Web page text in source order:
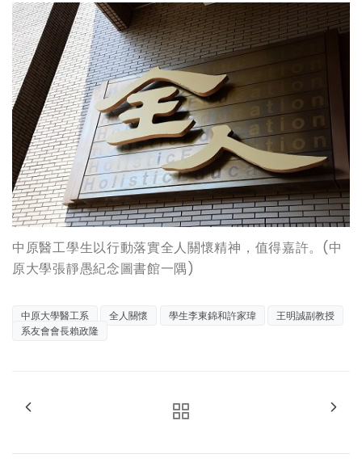
中原醫工學生以行動落實全人關懷精神，值得嘉許。(中
原大學張靜愚紀念圖書館一隅)
中原大學醫工系 全人關懷 學生李東錦和許家瑋
王明誠副教授
系友會會長賴政隆